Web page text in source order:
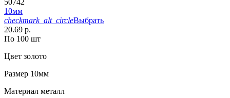
50742
10мм
checkmark_alt_circleВыбрать
20.69 р.
По 100 шт
Цвет золото
Размер 10мм
Материал металл